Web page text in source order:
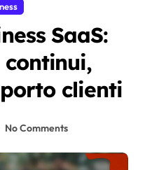
SaaS:
clienti
No Comments